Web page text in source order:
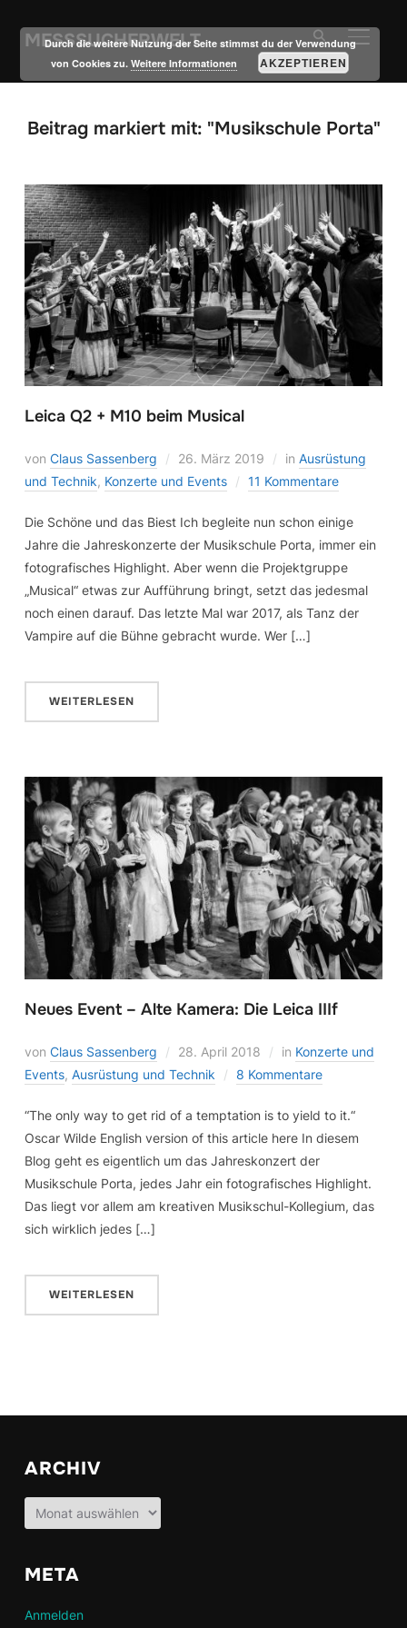
MESSSUCHERWELT
Beitrag markiert mit: "Musikschule Porta"
Leica Q2 + M10 beim Musical
von Claus Sassenberg 26. März 2019 in Ausrüstung
und Technik, Konzerte und Events 11 Kommentare
Die Schöne und das Biest Ich begleite nun schon einige
Jahre die Jahreskonzerte der Musikschule Porta, immer ein
fotografisches Highlight. Aber wenn die Projektgruppe
„Musical“ etwas zur Aufführung bringt, setzt das jedesmal
noch einen darauf. Das letzte Mal war 2017, als Tanz der
Vampire auf die Bühne gebracht wurde. Wer […]
WEITERLESEN
Neues Event – Alte Kamera: Die Leica IIIf
von Claus Sassenberg 28. April 2018 in Konzerte und
Events, Ausrüstung und Technik 8 Kommentare
“The only way to get rid of a temptation is to yield to it.“
Oscar Wilde English version of this article here In diesem
Blog geht es eigentlich um das Jahreskonzert der
Musikschule Porta, jedes Jahr ein fotografisches Highlight.
Das liegt vor allem am kreativen Musikschul-Kollegium, das
sich wirklich jedes […]
WEITERLESEN
ARCHIV
Archiv
META
Anmelden
Durch die weitere Nutzung der Seite stimmst du der Verwendung
von Cookies zu.Weitere Informationen AKZEPTIEREN